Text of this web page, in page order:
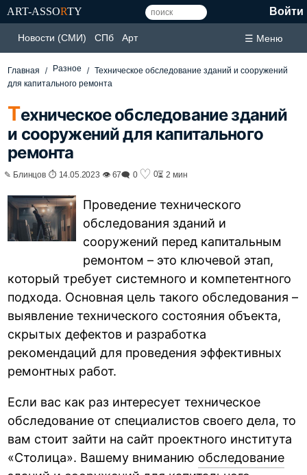
ART-ASSORTY Войти
Новости (СМИ) СПб Арт ☰ Меню
Главная Разное
Техническое обследование зданий и сооружений
для капитального ремонта
Техническое обследование зданий
и сооружений для капитального
ремонта
✎ Блинцов ⏱ 14.05.2023 👁 67🗨 0 ♡ 0⏳ 2 мин
Проведение технического
обследования зданий и
сооружений перед капитальным
ремонтом – это ключевой этап,
который требует системного и компетентного
подхода. Основная цель такого обследования –
выявление технического состояния объекта,
скрытых дефектов и разработка
рекомендаций для проведения эффективных
ремонтных работ.
Если вас как раз интересует техническое
обследование от специалистов своего дела, то
вам стоит зайти на сайт проектного института
«Столица». Вашему вниманию обследование